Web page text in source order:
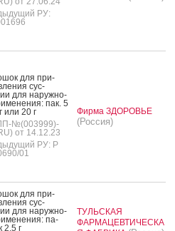
РУ:
для при­
сус­
для на­руж­но­
пак. 5
или 20 г
№(003999)-
от 14.12.23
РУ: Р
01
Фирма ЗДОРОВЬЕ
(Россия)
для при­
сус­
для на­руж­но­
па­
2.5 г
ТУЛЬСКАЯ
ФАРМАЦЕВТИЧЕСКА